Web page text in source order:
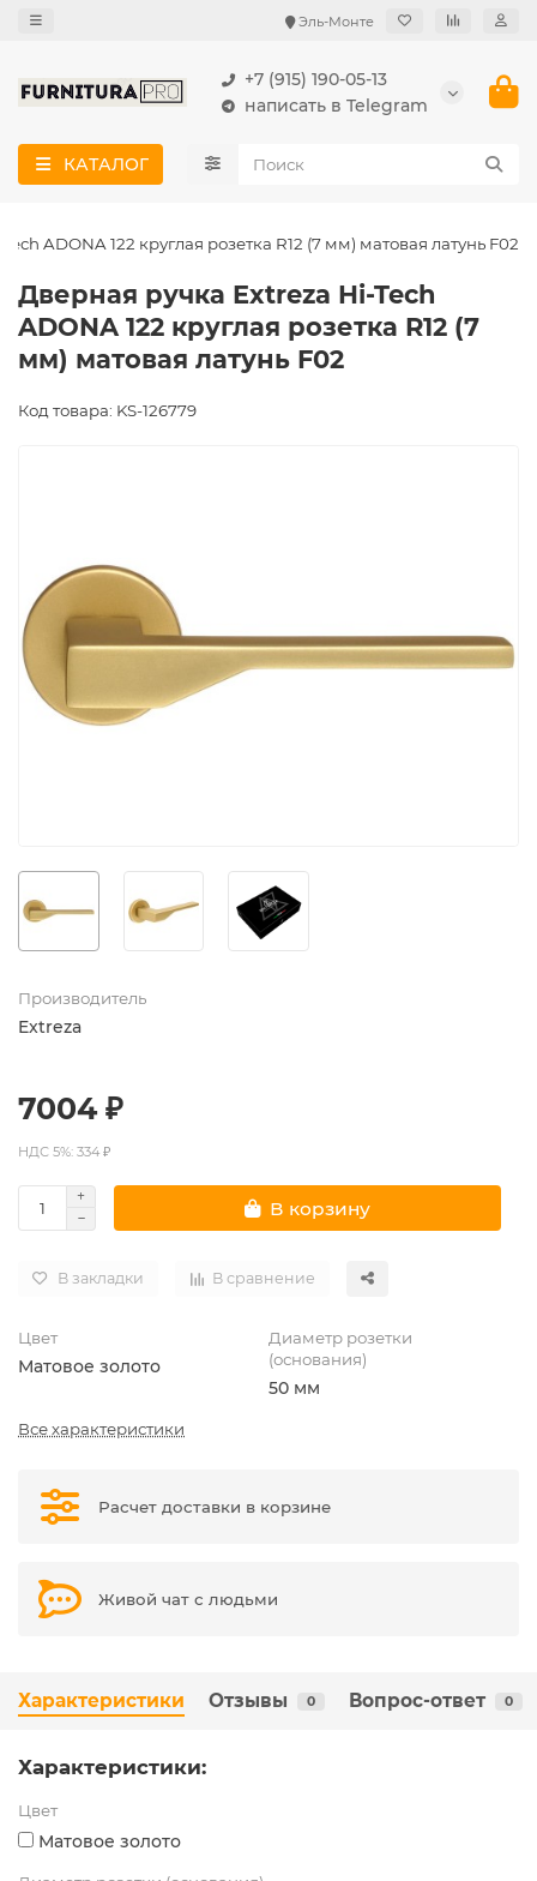
Эль-Монте
+7 (915) 190-05-13
написать в Telegram
КАТАЛОГ
ADONA 122 круглая розетка R12 (7 мм) матовая латунь F02
Дверная ручка Extreza Hi-Tech
ADONA 122 круглая розетка R12 (7
мм) матовая латунь F02
Код товара: KS-126779
Производитель
Extreza
7004 ₽
НДС 5%: 334 ₽
В корзину
В закладки В сравнение
Цвет
Матовое золото
Диаметр розетки
(основания)
50 мм
Все характеристики
Расчет доставки в корзине
Живой чат с людьми
Характеристики Отзывы 0 Вопрос-ответ 0
Характеристики:
Цвет
Матовое золото